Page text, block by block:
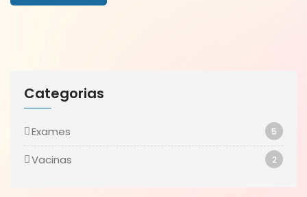
Categorias
Exames 5
Vacinas 2